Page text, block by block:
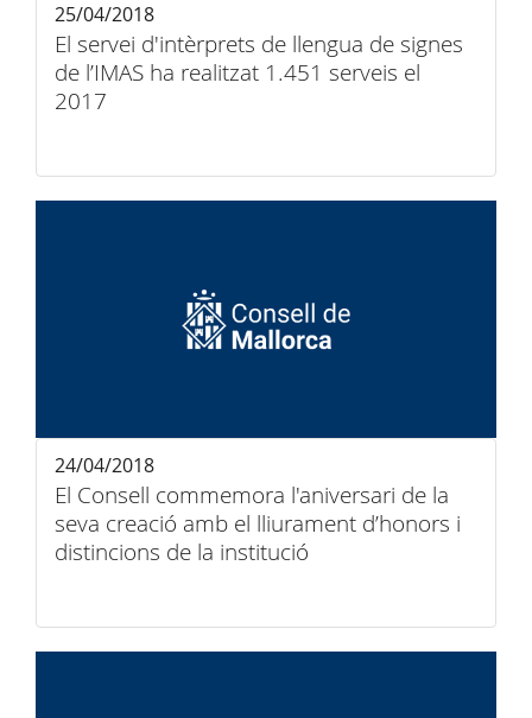
El servei d'intèrprets de llengua de signes
de l’IMAS ha realitzat 1.451 serveis el
2017
25/04/2018
El Consell commemora l'aniversari de la
seva creació amb el lliurament d’honors i
distincions de la institució
24/04/2018